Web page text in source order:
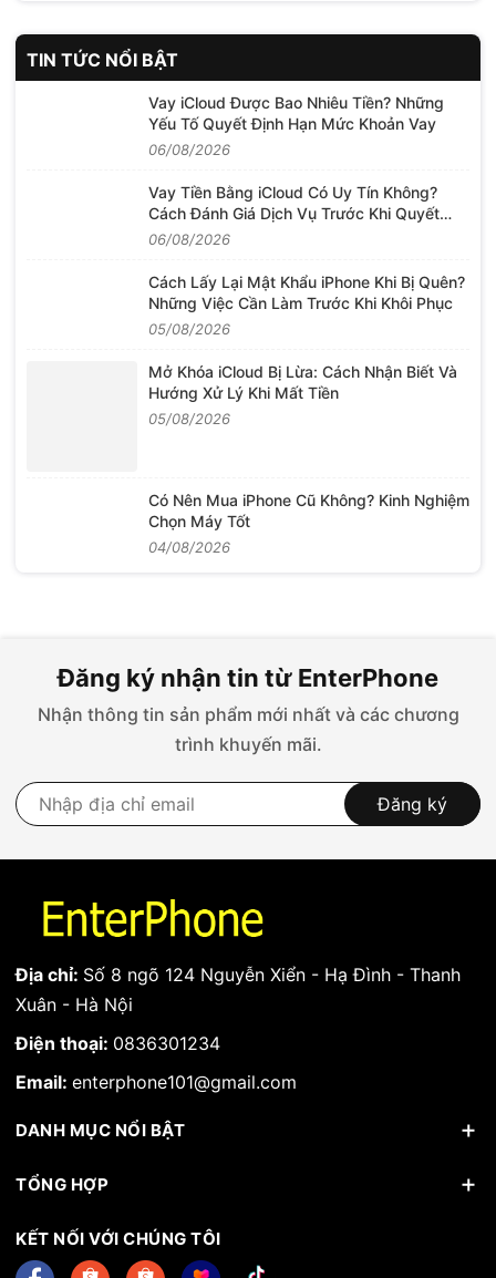
TIN TỨC NỔI BẬT
Vay iCloud Được Bao Nhiêu Tiền? Những
Yếu Tố Quyết Định Hạn Mức Khoản Vay
06/08/2026
Vay Tiền Bằng iCloud Có Uy Tín Không?
Cách Đánh Giá Dịch Vụ Trước Khi Quyết
Định
06/08/2026
Cách Lấy Lại Mật Khẩu iPhone Khi Bị Quên?
Những Việc Cần Làm Trước Khi Khôi Phục
05/08/2026
Mở Khóa iCloud Bị Lừa: Cách Nhận Biết Và
Hướng Xử Lý Khi Mất Tiền
05/08/2026
Có Nên Mua iPhone Cũ Không? Kinh Nghiệm
Chọn Máy Tốt
04/08/2026
Đăng ký nhận tin từ EnterPhone
Nhận thông tin sản phẩm mới nhất và các chương
trình khuyến mãi.
Đăng ký
Địa chỉ: Số 8 ngõ 124 Nguyễn Xiển - Hạ Đình - Thanh
Xuân - Hà Nội
Điện thoại: 0836301234
Email: enterphone101@gmail.com
DANH MỤC NỔI BẬT
TỔNG HỢP
KẾT NỐI VỚI CHÚNG TÔI